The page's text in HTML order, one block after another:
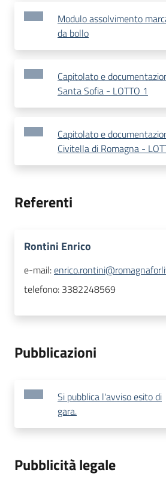
Modulo assolvimento
da bollo
Capitolato e
Santa Sofia - LOTTO 1
Capitolato e
Civitella di Romagna -
Referenti
Rontini Enrico
e-mail:
telefono: 3382248569
Pubblicazioni
Si pubblica l'avviso esito di
gara.
Pubblicità legale